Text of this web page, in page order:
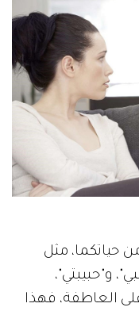
حياتكما، مثل
و"حبيبتي"،
العاطفة، فهذا